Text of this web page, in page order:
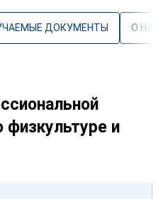
ДОКУМЕНТЫ О
физкультуре и